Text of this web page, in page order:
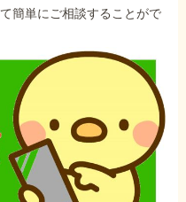
簡単にご相談することがで